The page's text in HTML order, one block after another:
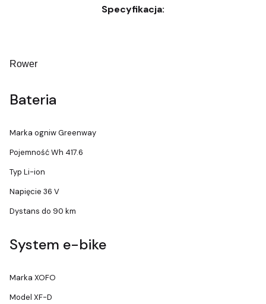
Specyfikacja:
Rower
Bateria
Marka ogniw Greenway
Pojemność Wh 417.6
Typ Li-ion
Napięcie 36 V
Dystans do 90 km
System e-bike
Marka XOFO
Model XF-D